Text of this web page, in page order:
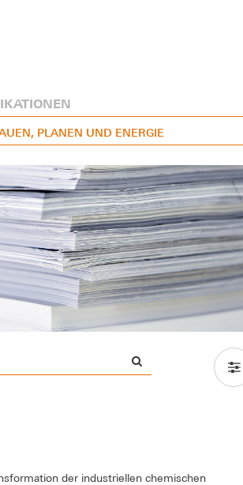
PLANEN UND ENERGIE
der industriellen chemischen